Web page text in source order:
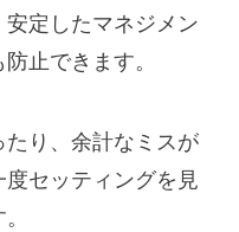
定したマネジメン
止できます。
り、余計なミスが
セッティングを見